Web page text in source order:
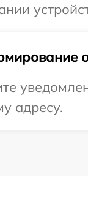
о
адресу.